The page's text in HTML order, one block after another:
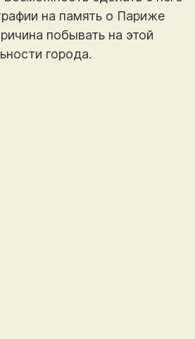
на память о Париже
побывать на этой
города.